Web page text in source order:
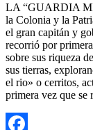
LA “GUARDIA
la Colonia y la
el gran capitán y
recorrió por
sobre sus riqueza
sus tierras,
el rio» o cerritos,
primera vez que